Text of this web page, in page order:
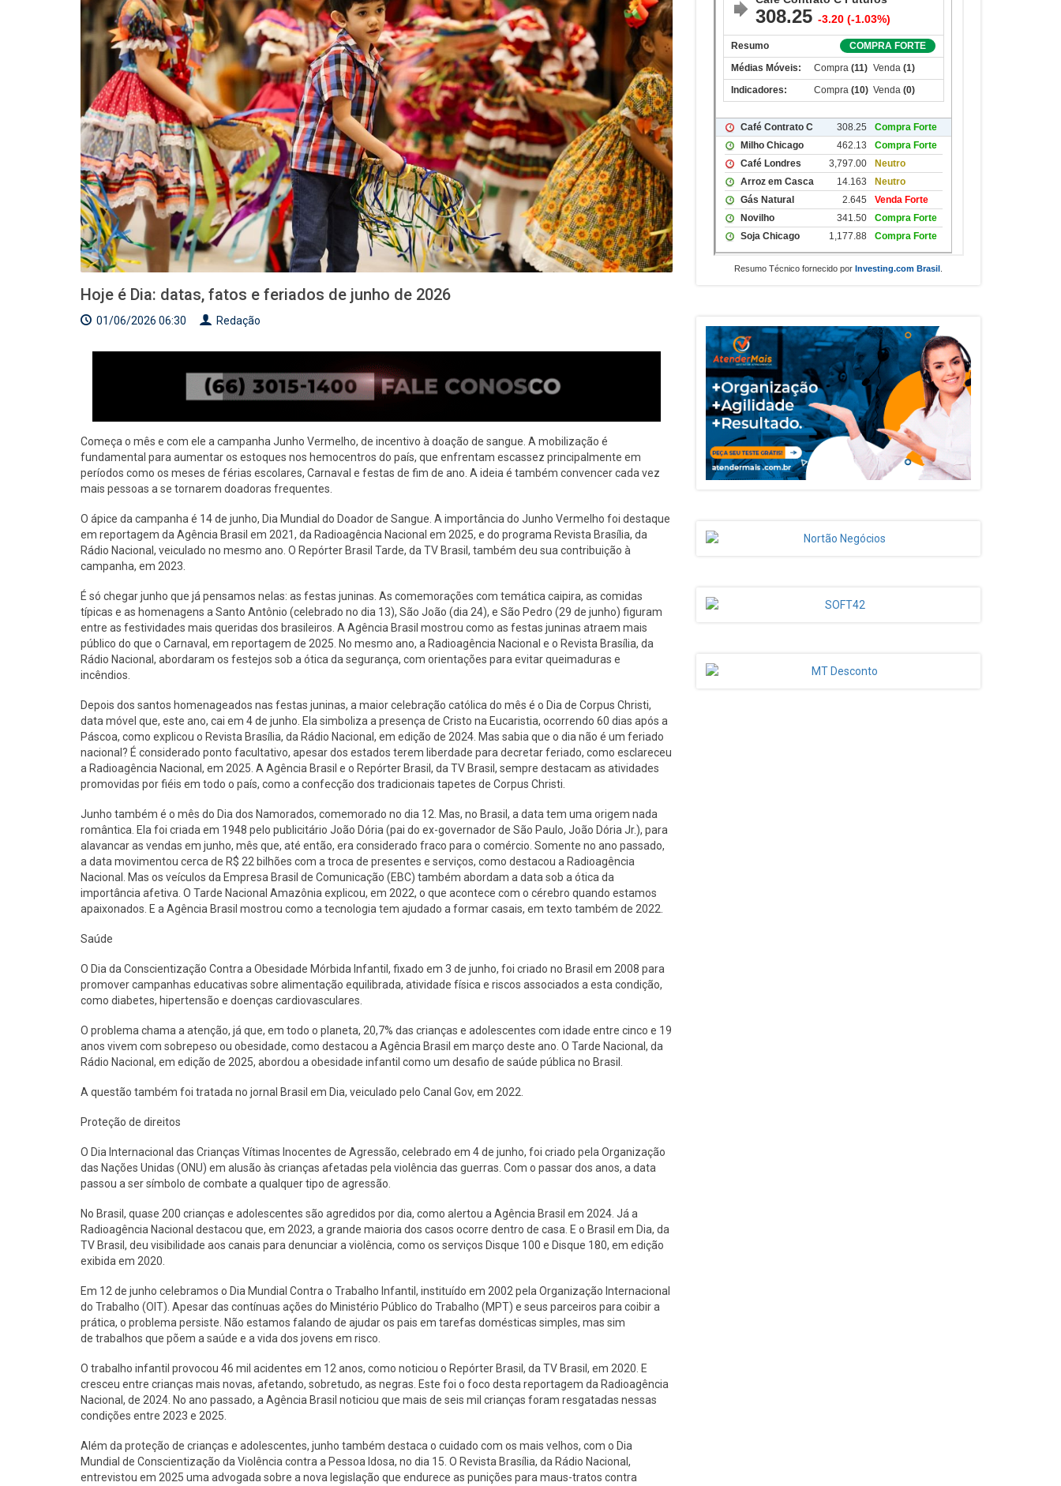
Hoje é Dia: datas, fatos e feriados de junho de 2026
01/06/2026 06:30 Redação
Começa o mês e com ele a campanha Junho Vermelho, de incentivo à doação de sangue. A mobilização é
fundamental para aumentar os estoques nos hemocentros do país, que enfrentam escassez principalmente em
períodos como os meses de férias escolares, Carnaval e festas de fim de ano. A ideia é também convencer cada vez
mais pessoas a se tornarem doadoras frequentes.
O ápice da campanha é 14 de junho, Dia Mundial do Doador de Sangue. A importância do Junho Vermelho foi destaque
em reportagem da Agência Brasil em 2021, da Radioagência Nacional em 2025, e do programa Revista Brasília, da
Rádio Nacional, veiculado no mesmo ano. O Repórter Brasil Tarde, da TV Brasil, também deu sua contribuição à
campanha, em 2023.
É só chegar junho que já pensamos nelas: as festas juninas. As comemorações com temática caipira, as comidas
típicas e as homenagens a Santo Antônio (celebrado no dia 13), São João (dia 24), e São Pedro (29 de junho) figuram
entre as festividades mais queridas dos brasileiros. A Agência Brasil mostrou como as festas juninas atraem mais
público do que o Carnaval, em reportagem de 2025. No mesmo ano, a Radioagência Nacional e o Revista Brasília, da
Rádio Nacional, abordaram os festejos sob a ótica da segurança, com orientações para evitar queimaduras e
incêndios.
Depois dos santos homenageados nas festas juninas, a maior celebração católica do mês é o Dia de Corpus Christi,
data móvel que, este ano, cai em 4 de junho. Ela simboliza a presença de Cristo na Eucaristia, ocorrendo 60 dias após a
Páscoa, como explicou o Revista Brasília, da Rádio Nacional, em edição de 2024. Mas sabia que o dia não é um feriado
nacional? É considerado ponto facultativo, apesar dos estados terem liberdade para decretar feriado, como esclareceu
a Radioagência Nacional, em 2025. A Agência Brasil e o Repórter Brasil, da TV Brasil, sempre destacam as atividades
promovidas por fiéis em todo o país, como a confecção dos tradicionais tapetes de Corpus Christi.
Junho também é o mês do Dia dos Namorados, comemorado no dia 12. Mas, no Brasil, a data tem uma origem nada
romântica. Ela foi criada em 1948 pelo publicitário João Dória (pai do ex-governador de São Paulo, João Dória Jr.), para
alavancar as vendas em junho, mês que, até então, era considerado fraco para o comércio. Somente no ano passado,
a data movimentou cerca de R$ 22 bilhões com a troca de presentes e serviços, como destacou a Radioagência
Nacional. Mas os veículos da Empresa Brasil de Comunicação (EBC) também abordam a data sob a ótica da
importância afetiva. O Tarde Nacional Amazônia explicou, em 2022, o que acontece com o cérebro quando estamos
apaixonados. E a Agência Brasil mostrou como a tecnologia tem ajudado a formar casais, em texto também de 2022.
Saúde
O Dia da Conscientização Contra a Obesidade Mórbida Infantil, fixado em 3 de junho, foi criado no Brasil em 2008 para
promover campanhas educativas sobre alimentação equilibrada, atividade física e riscos associados a esta condição,
como diabetes, hipertensão e doenças cardiovasculares.
O problema chama a atenção, já que, em todo o planeta, 20,7% das crianças e adolescentes com idade entre cinco e 19
anos vivem com sobrepeso ou obesidade, como destacou a Agência Brasil em março deste ano. O Tarde Nacional, da
Rádio Nacional, em edição de 2025, abordou a obesidade infantil como um desafio de saúde pública no Brasil.
A questão também foi tratada no jornal Brasil em Dia, veiculado pelo Canal Gov, em 2022.
Proteção de direitos
O Dia Internacional das Crianças Vítimas Inocentes de Agressão, celebrado em 4 de junho, foi criado pela Organização
das Nações Unidas (ONU) em alusão às crianças afetadas pela violência das guerras. Com o passar dos anos, a data
passou a ser símbolo de combate a qualquer tipo de agressão.
No Brasil, quase 200 crianças e adolescentes são agredidos por dia, como alertou a Agência Brasil em 2024. Já a
Radioagência Nacional destacou que, em 2023, a grande maioria dos casos ocorre dentro de casa. E o Brasil em Dia, da
TV Brasil, deu visibilidade aos canais para denunciar a violência, como os serviços Disque 100 e Disque 180, em edição
exibida em 2020.
Em 12 de junho celebramos o Dia Mundial Contra o Trabalho Infantil, instituído em 2002 pela Organização Internacional
do Trabalho (OIT). Apesar das contínuas ações do Ministério Público do Trabalho (MPT) e seus parceiros para coibir a
prática, o problema persiste. Não estamos falando de ajudar os pais em tarefas domésticas simples, mas sim
de trabalhos que põem a saúde e a vida dos jovens em risco.
O trabalho infantil provocou 46 mil acidentes em 12 anos, como noticiou o Repórter Brasil, da TV Brasil, em 2020. E
cresceu entre crianças mais novas, afetando, sobretudo, as negras. Este foi o foco desta reportagem da Radioagência
Nacional, de 2024. No ano passado, a Agência Brasil noticiou que mais de seis mil crianças foram resgatadas nessas
condições entre 2023 e 2025.
Além da proteção de crianças e adolescentes, junho também destaca o cuidado com os mais velhos, com o Dia
Mundial de Conscientização da Violência contra a Pessoa Idosa, no dia 15. O Revista Brasília, da Rádio Nacional,
entrevistou em 2025 uma advogada sobre a nova legislação que endurece as punições para maus-tratos contra
Resumo Técnico fornecido por Investing.com Brasil